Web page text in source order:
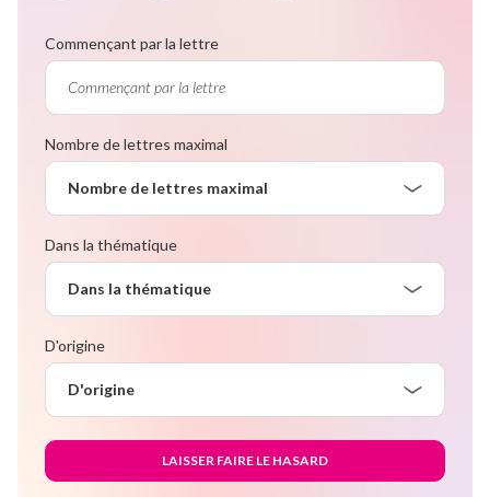
Commençant par la lettre
Nombre de lettres maximal
Nombre de lettres maximal
Dans la thématique
Dans la thématique
D'origine
D'origine